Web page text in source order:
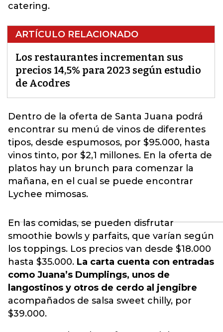
catering.
ARTÍCULO RELACIONADO
Los restaurantes incrementan sus
precios 14,5% para 2023 según estudio
de Acodres
Dentro de la oferta de Santa Juana podrá
encontrar su menú de vinos de diferentes
tipos, desde espumosos, por $95.000, hasta
vinos tinto, por $2,1 millones. En la oferta de
platos hay un brunch para comenzar la
mañana, en el cual se puede encontrar
Lychee mimosas.
En las comidas, se pueden disfrutar
smoothie bowls y parfaits, que varían según
los toppings. Los precios van desde $18.000
hasta $35.000. La carta cuenta con entradas
como Juana’s Dumplings, unos de
langostinos y otros de cerdo al jengibre
acompañados de salsa sweet chilly, por
$39.000.